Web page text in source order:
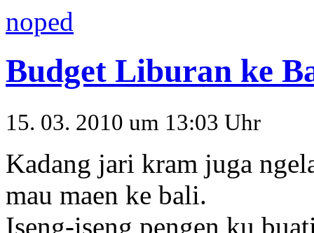
noped
Budget Liburan ke
15. 03. 2010 um 13:03 Uhr
Kadang jari kram juga
mau maen ke bali.
Iseng-iseng pengen ku